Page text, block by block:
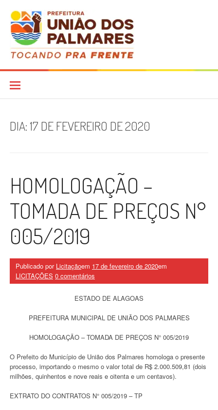
para
conteúdo
Diário Oficial
DIA: 17 DE FEVEREIRO DE 2020
HOMOLOGAÇÃO –
TOMADA DE PREÇOS N°
005/2019
Publicado por Licitaçãoem 17 de fevereiro de 2020em
LICITAÇÕES 0 comentários
ESTADO DE ALAGOAS
PREFEITURA MUNICIPAL DE UNIÃO DOS PALMARES
HOMOLOGAÇÃO – TOMADA DE PREÇOS N° 005/2019
O Prefeito do Município de União dos Palmares homologa o presente
processo, importando o mesmo o valor total de R$ 2.000.509,81 (dois
milhões, quinhentos e nove reais e oitenta e um centavos).
EXTRATO DO CONTRATOS N° 005/2019 – TP